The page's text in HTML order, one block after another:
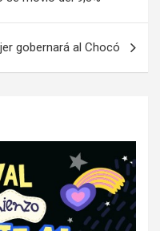
gobernará al Chocó